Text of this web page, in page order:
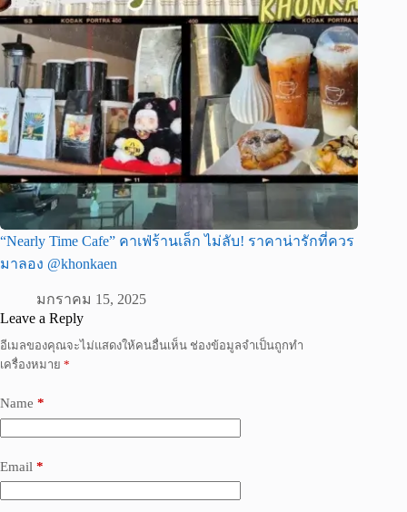
“Nearly Time Cafe” คาเฟ่ร้านเล็ก ไม่ลับ! ราคาน่ารักที่ควร
มาลอง @khonkaen
มกราคม 15, 2025
Leave a Reply
อีเมลของคุณจะไม่แสดงให้คนอื่นเห็น ช่องข้อมูลจำเป็นถูกทำ
เครื่องหมาย *
Name *
Email *